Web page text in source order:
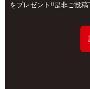
をプレゼント!!是非ご投稿